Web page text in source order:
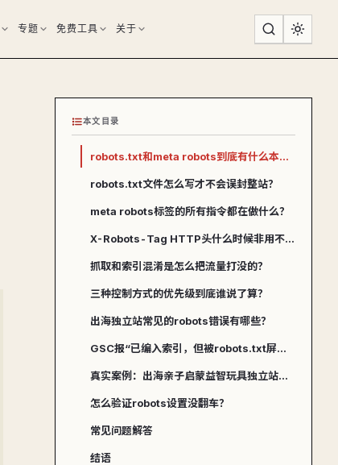
专题 免费工具 关于
本文目录
robots.txt和meta robots到底有什么本质区别？
robots.txt文件怎么写才不会误封整站？
meta robots标签的所有指令都在做什么？
X-Robots-Tag HTTP头什么时候非用不可？
抓取和索引混淆是怎么把流量打没的？
三种控制方式的优先级到底谁说了算？
出海独立站常见的robots错误有哪些？
GSC报“已编入索引，但被robots.txt屏蔽”要不要管？
真实案例：出海亲子启蒙益智玩具独立站怎么12周修复robots误封？
怎么验证robots设置没翻车？
常见问题解答
结语